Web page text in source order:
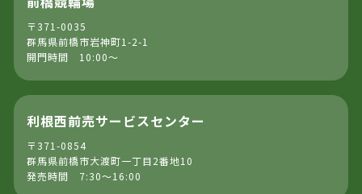
〒371-0035
群馬県前橋市岩神町1-2-1
開門時間 10:00～
利根西前売サービスセンター
〒371-0854
群馬県前橋市大渡町一丁目2番地10
発売時間 7:30～16:00